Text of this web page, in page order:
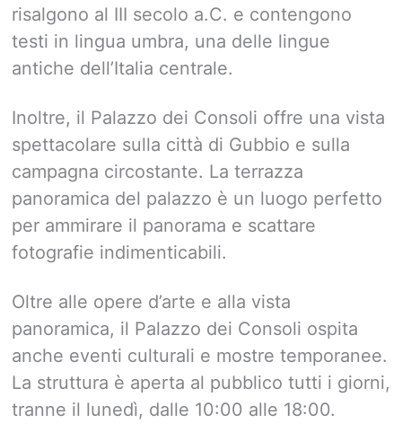
risalgono al III secolo a.C. e contengono
testi in lingua umbra, una delle lingue
antiche dell’Italia centrale.
Inoltre, il Palazzo dei Consoli offre una vista
spettacolare sulla città di Gubbio e sulla
campagna circostante. La terrazza
panoramica del palazzo è un luogo perfetto
per ammirare il panorama e scattare
fotografie indimenticabili.
Oltre alle opere d’arte e alla vista
panoramica, il Palazzo dei Consoli ospita
anche eventi culturali e mostre temporanee.
La struttura è aperta al pubblico tutti i giorni,
tranne il lunedì, dalle 10:00 alle 18:00.